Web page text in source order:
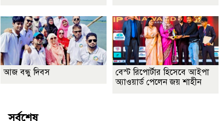
আজ বন্ধু দিবস
বেস্ট রিপোর্টার হিসেবে আইপা
অ্যাওয়ার্ড পেলেন জয় শাহীন
সর্বশেষ